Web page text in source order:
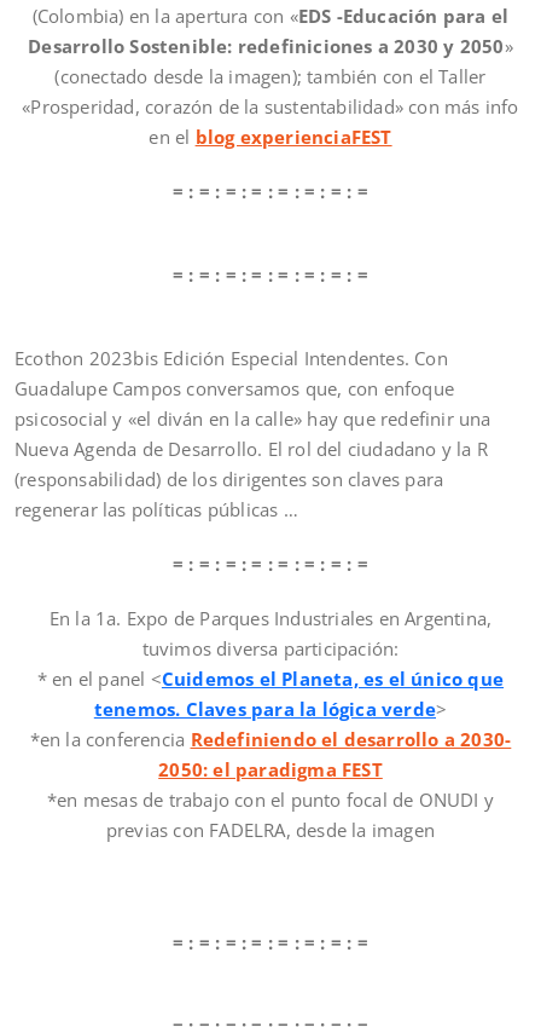
(Colombia) en la apertura con «EDS -Educación para el
Desarrollo Sostenible: redefiniciones a 2030 y 2050»
(conectado desde la imagen); también con el Taller
«Prosperidad, corazón de la sustentabilidad» con más info
en el blog experienciaFEST
= : = : = : = : = : = : = : =
= : = : = : = : = : = : = : =
Ecothon 2023bis Edición Especial Intendentes. Con
Guadalupe Campos conversamos que, con enfoque
psicosocial y «el diván en la calle» hay que redefinir una
Nueva Agenda de Desarrollo. El rol del ciudadano y la R
(responsabilidad) de los dirigentes son claves para
regenerar las políticas públicas …
= : = : = : = : = : = : = : =
En la 1a. Expo de Parques Industriales en Argentina,
tuvimos diversa participación:
* en el panel <Cuidemos el Planeta, es el único que
tenemos. Claves para la lógica verde>
*en la conferencia Redefiniendo el desarrollo a 2030-
2050: el paradigma FEST
*en mesas de trabajo con el punto focal de ONUDI y
previas con FADELRA, desde la imagen
= : = : = : = : = : = : = : =